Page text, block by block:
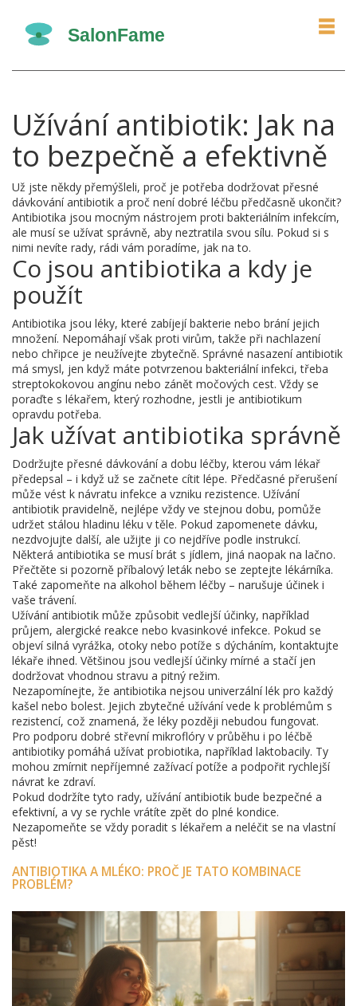
Užívání antibiotik: Jak na
to bezpečně a efektivně
Už jste někdy přemýšleli, proč je potřeba dodržovat přesné
dávkování antibiotik a proč není dobré léčbu předčasně ukončit?
Antibiotika jsou mocným nástrojem proti bakteriálním infekcím,
ale musí se užívat správně, aby neztratila svou sílu. Pokud si s
nimi nevíte rady, rádi vám poradíme, jak na to.
Co jsou antibiotika a kdy je
použít
Antibiotika jsou léky, které zabíjejí bakterie nebo brání jejich
množení. Nepomáhají však proti virům, takže při nachlazení
nebo chřipce je neužívejte zbytečně. Správné nasazení antibiotik
má smysl, jen když máte potvrzenou bakteriální infekci, třeba
streptokokovou angínu nebo zánět močových cest. Vždy se
poraďte s lékařem, který rozhodne, jestli je antibiotikum
opravdu potřeba.
Jak užívat antibiotika správně
Dodržujte přesné dávkování a dobu léčby, kterou vám lékař
předepsal – i když už se začnete cítit lépe. Předčasné přerušení
může vést k návratu infekce a vzniku rezistence. Užívání
antibiotik pravidelně, nejlépe vždy ve stejnou dobu, pomůže
udržet stálou hladinu léku v těle. Pokud zapomenete dávku,
nezdvojujte další, ale užijte ji co nejdříve podle instrukcí.
Některá antibiotika se musí brát s jídlem, jiná naopak na lačno.
Přečtěte si pozorně příbalový leták nebo se zeptejte lékárníka.
Také zapomeňte na alkohol během léčby – narušuje účinek i
vaše trávení.
Užívání antibiotik může způsobit vedlejší účinky, například
průjem, alergické reakce nebo kvasinkové infekce. Pokud se
objeví silná vyrážka, otoky nebo potíže s dýcháním, kontaktujte
lékaře ihned. Většinou jsou vedlejší účinky mírné a stačí jen
dodržovat vhodnou stravu a pitný režim.
Nezapomínejte, že antibiotika nejsou univerzální lék pro každý
kašel nebo bolest. Jejich zbytečné užívání vede k problémům s
rezistencí, což znamená, že léky později nebudou fungovat.
Pro podporu dobré střevní mikroflóry v průběhu i po léčbě
antibiotiky pomáhá užívat probiotika, například laktobacily. Ty
mohou zmírnit nepříjemné zažívací potíže a podpořit rychlejší
návrat ke zdraví.
Pokud dodržíte tyto rady, užívání antibiotik bude bezpečné a
efektivní, a vy se rychle vrátíte zpět do plné kondice.
Nezapomeňte se vždy poradit s lékařem a neléčit se na vlastní
pěst!
ANTIBIOTIKA A MLÉKO: PROČ JE TATO KOMBINACE
PROBLÉM?